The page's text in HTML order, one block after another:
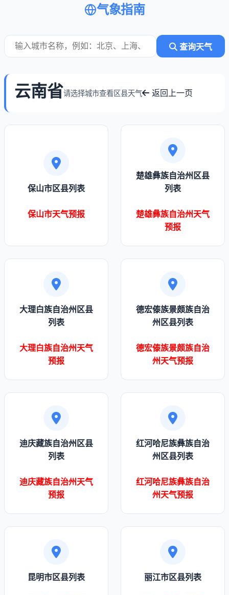
气象指南
查询天气
云南省请选择城市查看区县天气 返回上一页
保山市区县列表
保山市天气预报
楚雄彝族自治州区县
列表
楚雄彝族自治州天气
预报
大理白族自治州区县
列表
大理白族自治州天气
预报
德宏傣族景颇族自治
州区县列表
德宏傣族景颇族自治
州天气预报
迪庆藏族自治州区县
列表
迪庆藏族自治州天气
预报
红河哈尼族彝族自治
州区县列表
红河哈尼族彝族自治
州天气预报
昆明市区县列表 丽江市区县列表